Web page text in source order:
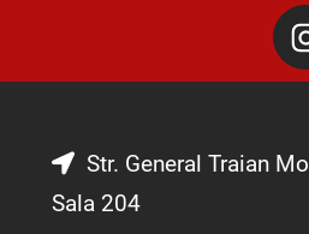
Str. General Traian
Sala 204